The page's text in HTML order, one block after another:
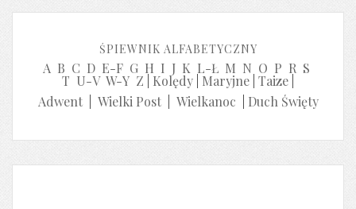
ŚPIEWNIK ALFABETYCZNY
A B C D E-F G H I J K L-Ł M N O P R S
T U-V W-Y Z Kolędy Maryjne Taize
Adwent| Wielki Post| Wielkanoc Duch Święty